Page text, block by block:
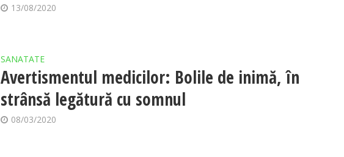
13/08/2020
SANATATE
Avertismentul medicilor: Bolile de inimă, în
strânsă legătură cu somnul
08/03/2020